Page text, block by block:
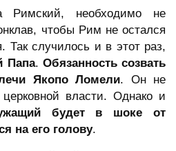
Римский, необходимо не
чтобы Рим не остался
Так случилось и в этот раз,
Папа. Обязанность созвать
Якопо Ломели. Он не
власти. Однако и
будет в шоке от
на его голову.